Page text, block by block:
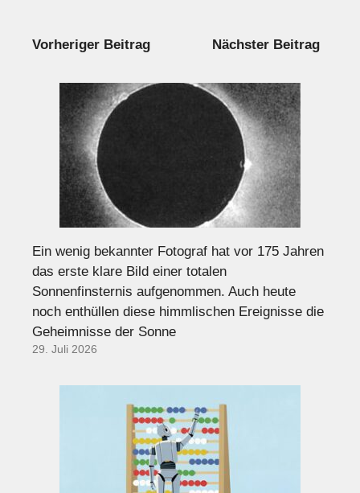
Vorheriger Beitrag Nächster Beitrag
Ein wenig bekannter Fotograf hat vor 175 Jahren
das erste klare Bild einer totalen
Sonnenfinsternis aufgenommen. Auch heute
noch enthüllen diese himmlischen Ereignisse die
Geheimnisse der Sonne
29. Juli 2026